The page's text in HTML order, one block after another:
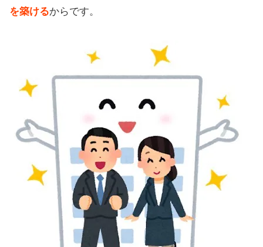
を築けるからです。